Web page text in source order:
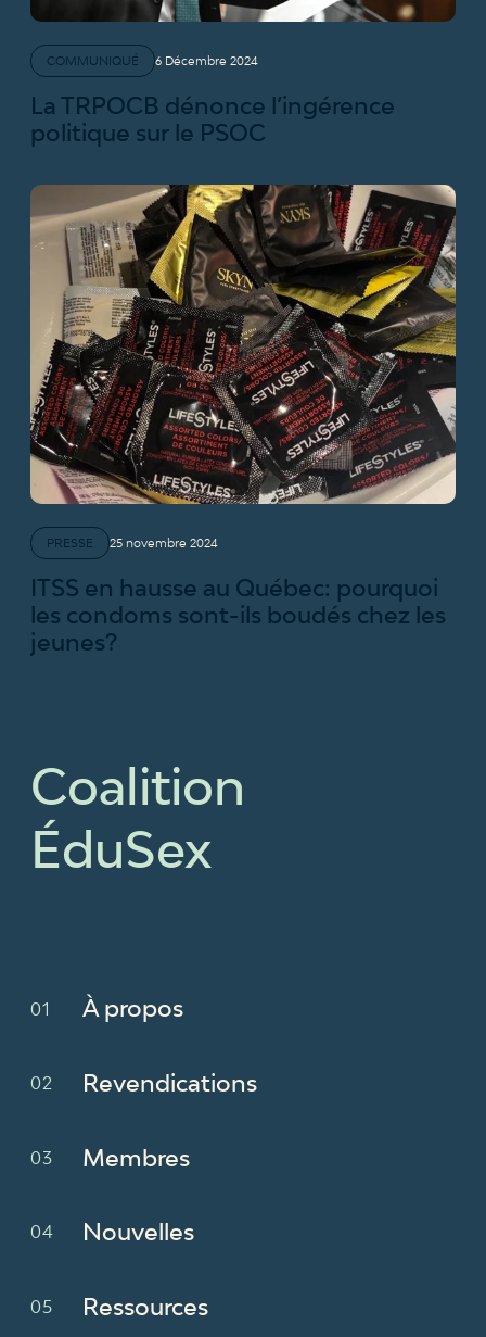
COMMUNIQUÉ 6 Décembre 2024
La TRPOCB dénonce l’ingérence
politique sur le PSOC
PRESSE 25 novembre 2024
ITSS en hausse au Québec: pourquoi
les condoms sont-ils boudés chez les
jeunes?
Coalition
ÉduSex
À propos
Revendications
Membres
Nouvelles
Ressources